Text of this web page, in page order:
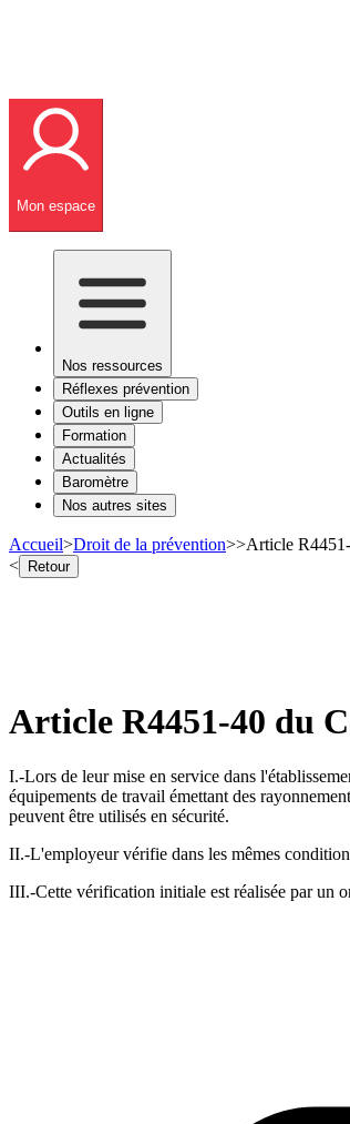
Mon espace
Nos ressources
Réflexes prévention
Outils en ligne
Formation
Actualités
Baromètre
Nos autres sites
Accueil>Droit de la prévention>>Article
< Retour
Article R4451-40 du
I.-Lors de leur mise en service dans
équipements de travail émettant des
peuvent être utilisés en sécurité.
II.-L'employeur vérifie dans les mêmes
III.-Cette vérification initiale est réalisée par un